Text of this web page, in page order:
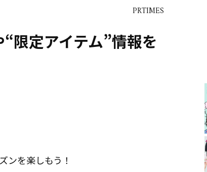
PRTIMES
限定アイテム”情報を
ンを楽しもう！